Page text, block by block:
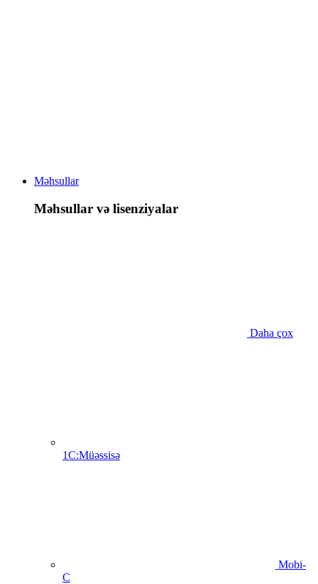
Məhsullar
Məhsullar və lisenziyalar
Daha çox
1C:Müəssisə
Mobi-
C